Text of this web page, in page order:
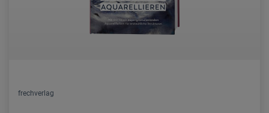
frechverlag